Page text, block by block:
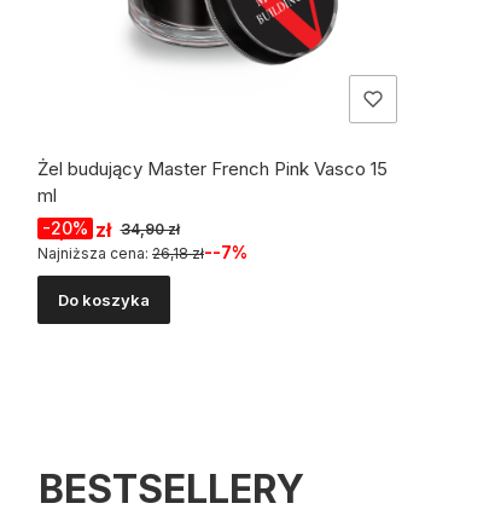
Żel budujący Master French Pink Vasco 15
ml
Cena promocyjna
27,92 zł 34,90 zł
-20%
Najniższa cena: 26,18 zł--7%
Do koszyka
BESTSELLERY